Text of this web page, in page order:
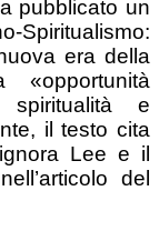
pubblicato un
Spiritualismo:
era della
«opportunità
spiritualità e
il testo cita
Lee e il
del